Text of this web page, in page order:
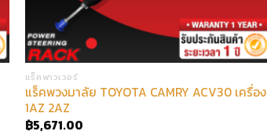
แร็คพาวเวอร์
แร็คพวงมาลัย TOYOTA CAMRY ACV30 เครื่อง
1AZ 2AZ
฿5,671.00